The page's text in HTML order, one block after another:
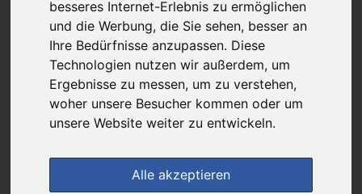
besseres Internet-Erlebnis zu ermöglichen
und die Werbung, die Sie sehen, besser an
Ihre Bedürfnisse anzupassen. Diese
Technologien nutzen wir außerdem, um
Ergebnisse zu messen, um zu verstehen,
woher unsere Besucher kommen oder um
unsere Website weiter zu entwickeln.
Alle akzeptieren
Preis pro 1 ST / 0,44 €
Daten vom 07.08.2026 15:30 Uhr
(0) Jetzt bewerten!